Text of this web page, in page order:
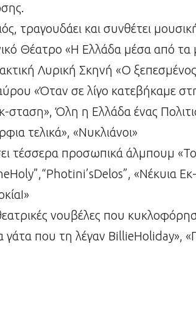
τραγουδάει και συνθέτει
Θέατρο «Η Ελλάδα μέσα από τα
Λυρική Σκηνή «Ο
«Όταν σε λίγο κατεβήκαμε
σταση», Όλη η Ελλάδα ένας
τελικά», «Νυκλιάνοι»
τέσσερα προσωπικά άλμπουμ «Το
«Nέκυια
νουβέλες που
γάτα που τη λέγαν BillieHoliday»,